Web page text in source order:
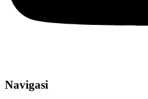
Navigasi